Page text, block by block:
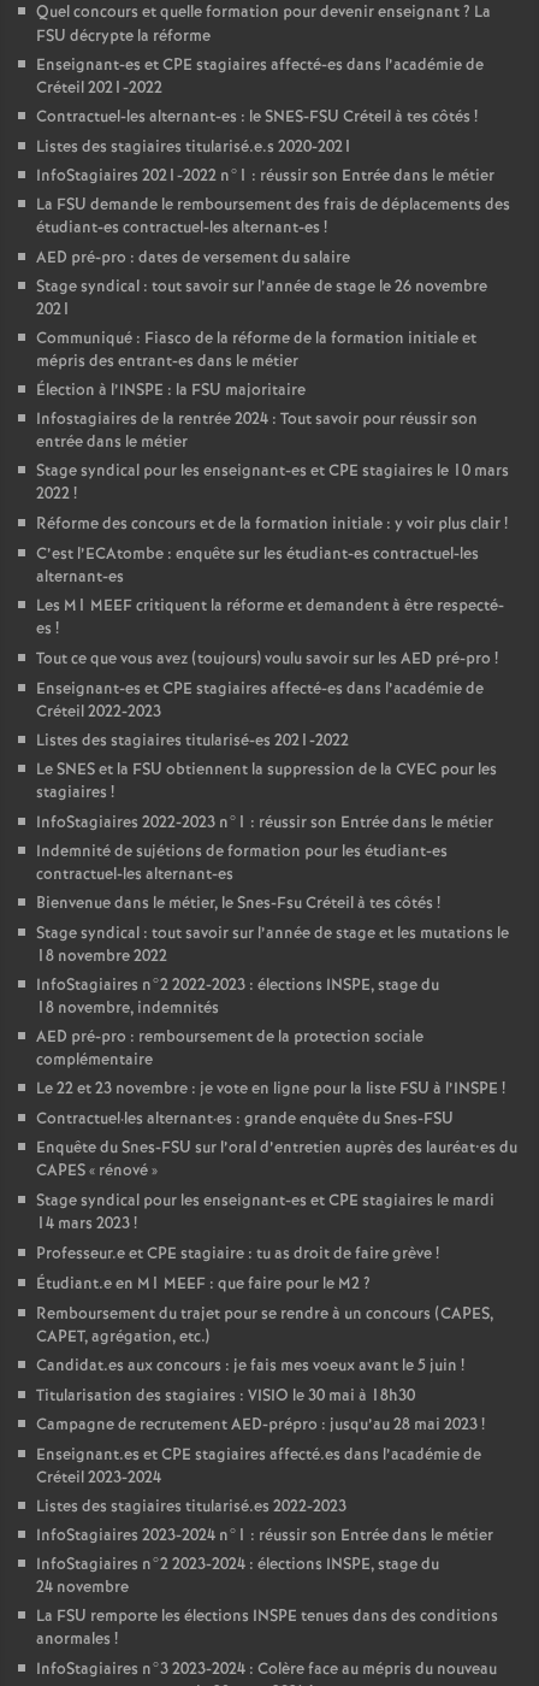
Quel concours et quelle formation pour devenir enseignant? La
FSU décrypte la réforme
Enseignant-es etCPE stagiaires affecté-es dans l’académie de
Créteil 2021-2022
Contractuel-les alternant-es : leSNES-FSU Créteil à tes côtés !
Listes des stagiaires titularisé.e.s 2020-2021
InfoStagiaires 2021-2022 n°1 : réussir son Entrée dans le métier
La FSU demande le remboursement des frais de déplacements des
étudiant-es contractuel-les alternant-es !
AED pré-pro : dates de versement du salaire
Stage syndical : tout savoir sur l’année de stage le 26 novembre
2021
Communiqué : Fiasco de la réforme de la formation initiale et
mépris des entrant-es dans le métier
Élection à l’INSPE : la FSU majoritaire
Infostagiaires de la rentrée 2024 : Tout savoir pour réussir son
entrée dans le métier
Stage syndical pour les enseignant-es etCPE stagiaires le 10 mars
2022!
Réforme des concours et de la formation initiale : y voir plus clair!
C’est l’ECAtombe : enquête sur les étudiant-es contractuel-les
alternant-es
Les M1 MEEFcritiquent la réforme et demandent à être respecté-
es !
Tout ce que vous avez (toujours) voulu savoir sur les AED pré-pro !
Enseignant-es etCPE stagiaires affecté-es dans l’académie de
Créteil 2022-2023
Listes des stagiaires titularisé-es 2021-2022
LeSNESet la FSU obtiennent la suppression de la CVEC pour les
stagiaires !
InfoStagiaires 2022-2023 n°1 : réussir son Entrée dans le métier
Indemnité de sujétions de formation pour les étudiant-es
contractuel-les alternant-es
Bienvenue dans le métier, le Snes-Fsu Créteil à tes côtés !
Stage syndical : tout savoir sur l’année de stage et les mutations le
18 novembre 2022
InfoStagiaires n°2 2022-2023 : élections INSPE, stage du
18 novembre, indemnités
AED pré-pro : remboursement de la protection sociale
complémentaire
Le 22 et 23 novembre : je vote en ligne pour la liste FSU à l’INSPE !
Contractuel·les alternant·es : grande enquête du Snes-FSU
Enquête du Snes-FSU sur l’oral d’entretien auprès des lauréat•es du
CAPES« rénové»
Stage syndical pour les enseignant-es etCPE stagiaires le mardi
14 mars 2023!
Professeur.e etCPE stagiaire : tu as droit de faire grève!
Étudiant.e en M1 MEEF : que faire pour le M2?
Remboursement du trajet pour se rendre à un concours (CAPES,
CAPET, agrégation, etc.)
Candidat.es aux concours : je fais mes voeux avant le 5 juin !
Titularisation des stagiaires : VISIO le 30 mai à 18h30
Campagne de recrutementAED-prépro : jusqu’au 28 mai 2023!
Enseignant.es etCPE stagiaires affecté.es dans l’académie de
Créteil 2023-2024
Listes des stagiaires titularisé.es 2022-2023
InfoStagiaires 2023-2024 n°1 : réussir son Entrée dans le métier
InfoStagiaires n°2 2023-2024 : élections INSPE, stage du
24 novembre
La FSU remporte les élections INSPE tenues dans des conditions
anormales !
InfoStagiaires n°3 2023-2024 : Colère face au mépris du nouveau